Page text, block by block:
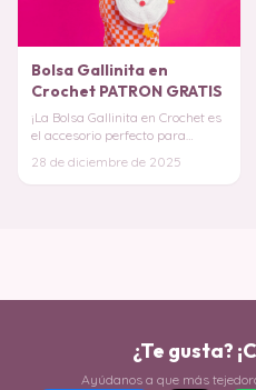
Bolsa Gallinita en
Crochet PATRON GRATIS
¡La Bolsa Gallinita en Crochet es
el accesorio perfecto para
simpatía,
28 de diciembre de 2025
¿Te gusta?
Ayúdanos a que más